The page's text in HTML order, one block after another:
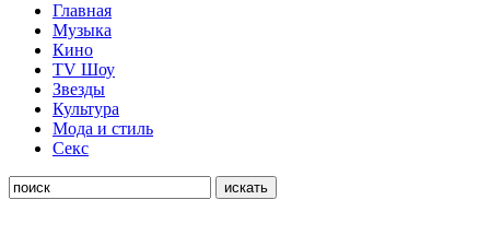
Главная
Музыка
Кино
TV Шоу
Звезды
Культура
Мода и стиль
Секс